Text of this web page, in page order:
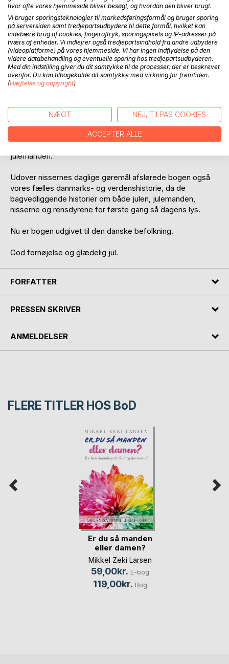
BESKRIVELSE
De grønlandske museumsinspektører fik varme kinder i
2015, da en mikroskopisk bog dukkede op under yderst
mærkværdige omstændigheder. Først i 2021 blev bogens
Bogen afslørede historien om Nisseland, nissernes bopæl
under isen i Grønland. Et fascinerende underjordisk
økosystem styret af Sankt Nicolaus - bedre kendt som
julemanden.
Udover nissernes daglige gøremål afslørede bogen også
vores fælles danmarks- og verdenshistorie, da de
bagvedliggende historier om både julen, julemanden,
nisserne og rensdyrene for første gang så dagens lys.
Nu er bogen udgivet til den danske befolkning.
God fornøjelse og glædelig jul.
FORFATTER
PRESSEN SKRIVER
ANMELDELSER
FLERE TITLER HOS BoD
Er du så manden
eller damen?
Mikkel Zeki Larsen
59,00kr. E-bog
119,00kr. Bog
hvor ofte vores hjemmeside bliver besøgt, og hvordan den bliver brugt.
Vi bruger sporingsteknologier til markedsføringsformål og bruger sporing
på serversiden samt tredjepartsudbydere til dette formål, hvilket kan
indebære brug af cookies, fingeraftryk, sporingspixels og IP-adresser på
tværs af enheder. Vi indlejrer også tredjepartsindhold fra andre udbydere
(videoplatforme) på vores hjemmeside. Vi har ingen indflydelse på den
videre databehandling og eventuelle sporing hos tredjepartsudbyderen.
Med din indstilling giver du dit samtykke til de processer, der er beskrevet
ovenfor. Du kan tilbagekalde dit samtykke med virkning for fremtiden.
(Hæftelse og copyright)
NÆGT NEJ, TILPAS COOKIES
ACCEPTER ALLE